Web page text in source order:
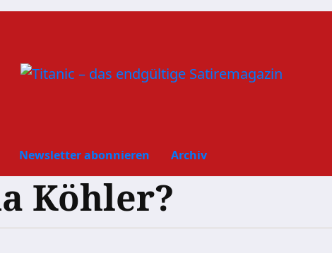
Newsletter abonnieren Archiv
Köhler?